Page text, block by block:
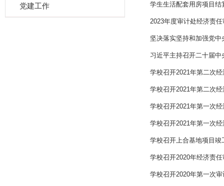
党建工作 学生生活配套用房项目结
2023年度审计处经济责
坚决落实坚持和加强党
习近平主持召开二十届
学校召开2021年第二次
学校召开2021年第二次
学校召开2021年第一次
学校召开2021年第一次
学校召开上合基地项目竣
学校召开2020年经济责
学校召开2020年第一次